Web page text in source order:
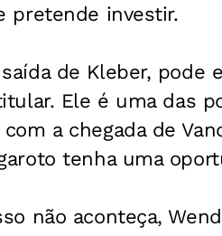
pretende investir.
de Kleber, pode
Ele é uma das
a chegada de
tenha uma
não aconteça,